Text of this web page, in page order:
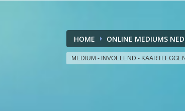
HOME ONLINE MEDIUMS
MEDIUM - INVOELEND - KAARTLEGGEN